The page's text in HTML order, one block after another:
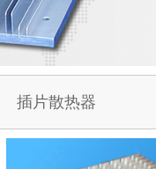
插片散热器